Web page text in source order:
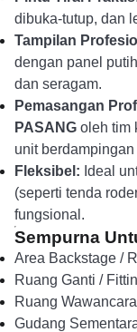
dibuka-tutup, dan
Tampilan
dengan panel
dan seragam.
Pemasangan
PASANG oleh tim
unit
Fleksibel: Ideal
(seperti tenda
fungsional.
Sempurna
Area Backstage /
Ruang Ganti /
Ruang
Gudang